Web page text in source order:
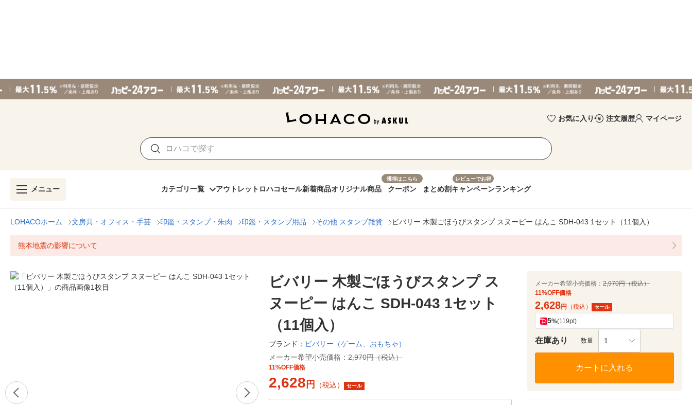
お気に入り 注文履歴 マイページ
メニュー カテゴリ一覧 アウトレット ロハコセール新着商品オリジナル商品
獲得はこちら
クーポン まとめ割
レビューでお得
キャンペーンランキング
LOHACOホーム 文房具・オフィス・手芸 印鑑・スタンプ・朱肉 印鑑・スタンプ用品 その他 スタンプ雑貨 ビバリー 木製ごほうびスタンプ スヌーピー はんこ SDH-043 1セット（11個入）
熊本地震の影響について
ビバリー 木製ごほうびスタンプ ス
ヌーピー はんこ SDH-043 1セット
（11個入）
ブランド： ビバリー（ゲーム、おもちゃ）
メーカー希望小売価格： 2,970円（税込）
11%OFF価格
2,628 円 （税込） セール
メーカー希望小売価格： 2,970円（税込）
11%OFF価格
2,628円 （税込） セール
5%(119pt)
在庫あり 数量 1
カートに入れる